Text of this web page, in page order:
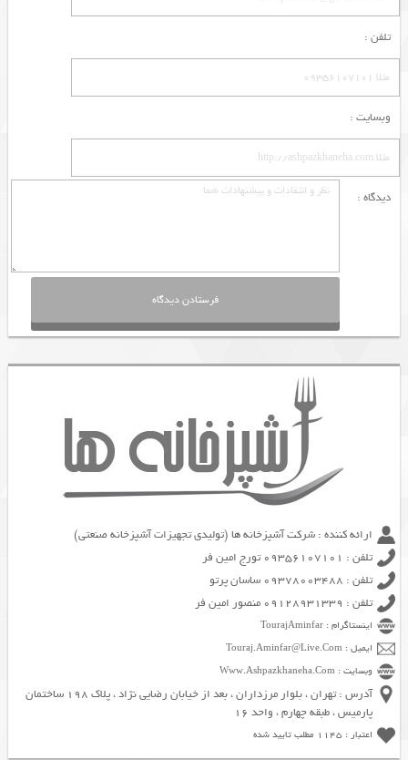
تلفن :
وبسایت :
دیدگاه :
ارائه کننده : شرکت آشپزخانه ها (تولیدی تجهیزات آشپزخانه صنعتی)
تلفن : 09356107101 تورج امین فر
تلفن : 09378003488 ساسان پرتو
تلفن : 09128931339 منصور امین فر
اینستاگرام : TourajAminfar
ایمیل : Touraj.Aminfar@Live.Com
وبسایت : Www.Ashpazkhaneha.Com
آدرس : تهران ، بلوار مرزداران ، بعد از خیابان رضایی نژاد ، پلاک 198 ساختمان
پارمیس ، طبقه چهارم ، واحد 16
اعتبار : 1145 مطلب تایید شده